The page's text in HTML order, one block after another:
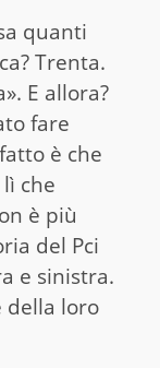
quanti
Trenta.
E allora?
fare
è che
che
è più
del Pci
e sinistra.
della loro